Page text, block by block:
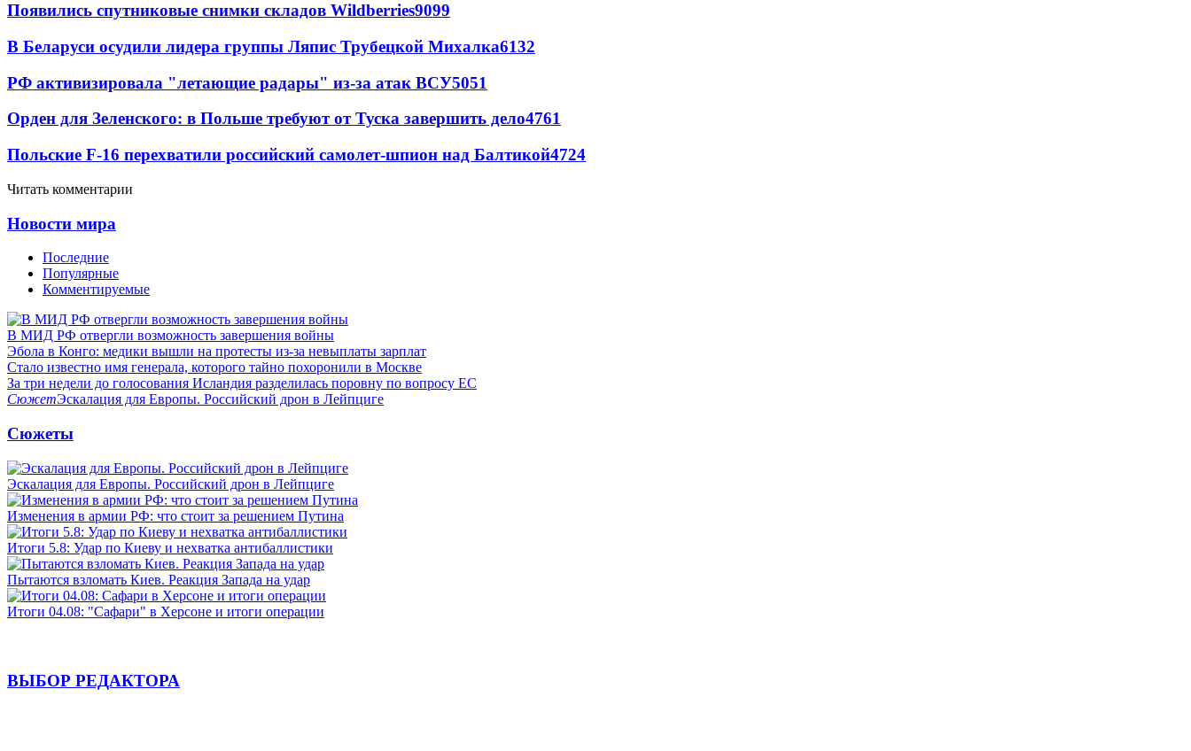
Появились спутниковые снимки складов Wildberries9099
В Беларуси осудили лидера группы Ляпис Трубецкой Михалка6132
РФ активизировала "летающие радары" из-за атак ВСУ5051
Орден для Зеленского: в Польше требуют от Туска завершить дело4761
Польские F-16 перехватили российский самолет-шпион над Балтикой4724
Читать комментарии
Новости мира
Последние
Популярные
Комментируемые
В МИД РФ отвергли возможность завершения войны
Эбола в Конго: медики вышли на протесты из-за невыплаты зарплат
Стало известно имя генерала, которого тайно похоронили в Москве
За три недели до голосования Исландия разделилась поровну по вопросу ЕС
СюжетЭскалация для Европы. Российский дрон в Лейпциге
Сюжеты
Эскалация для Европы. Российский дрон в Лейпциге
Изменения в армии РФ: что стоит за решением Путина
Итоги 5.8: Удар по Киеву и нехватка антибаллистики
Пытаются взломать Киев. Реакция Запада на удар
Итоги 04.08: "Сафари" в Херсоне и итоги операции
ВЫБОР РЕДАКТОРА